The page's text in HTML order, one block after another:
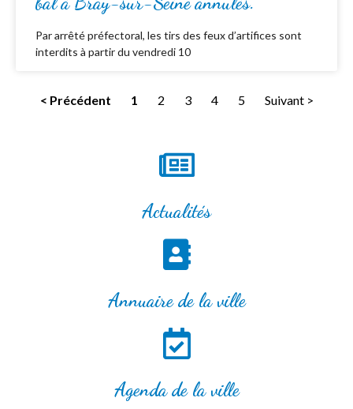
Par arrêté préfectoral, les tirs des feux d’artifices sont
interdits à partir du vendredi 10
< Précédent 1 2 3 4 5 Suivant >
Actualités
Annuaire de la ville
Agenda de la ville